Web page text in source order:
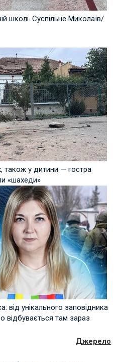
школі. Суспільне Миколаїв/
також у дитини — гостра
«шахеди»
від унікального заповідника
відбувається там зараз
Джерело